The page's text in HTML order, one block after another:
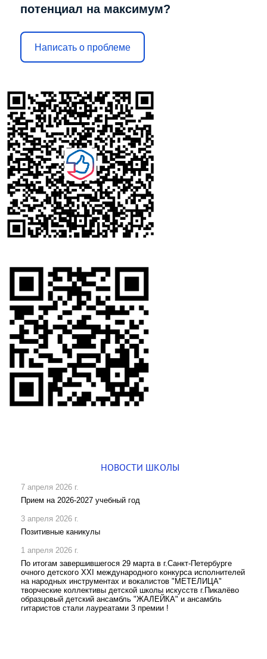
потенциал на максимум?
Написать о проблеме
НОВОСТИ ШКОЛЫ
7 апреля 2026 г.
Прием на 2026-2027 учебный год
3 апреля 2026 г.
Позитивные каникулы
1 апреля 2026 г.
По итогам завершившегося 29 марта в г.Санкт-Петербурге
очного детского XXI международного конкурса исполнителей
на народных инструментах и вокалистов "МЕТЕЛИЦА"
творческие коллективы детской школы искусств г.Пикалёво
образцовый детский ансамбль "ЖАЛЕЙКА" и ансамбль
гитаристов стали лауреатами 3 премии !